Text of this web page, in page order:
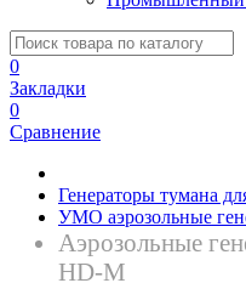
0
Закладки
0
Сравнение
Генераторы тумана
УМО аэрозольные
Аэрозольные
HD-M